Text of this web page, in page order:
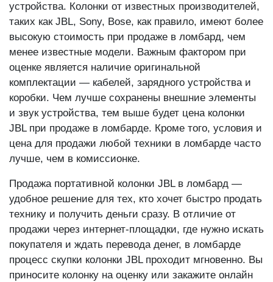
устройства. Колонки от известных производителей,
таких как JBL, Sony, Bose, как правило, имеют более
высокую стоимость при продаже в ломбард, чем
менее известные модели. Важным фактором при
оценке является наличие оригинальной
комплектации — кабелей, зарядного устройства и
коробки. Чем лучше сохранены внешние элементы
и звук устройства, тем выше будет цена колонки
JBL при продаже в ломбарде. Кроме того, условия и
цена для продажи любой техники в ломбарде часто
лучше, чем в комиссионке.
Продажа портативной колонки JBL в ломбард —
удобное решение для тех, кто хочет быстро продать
технику и получить деньги сразу. В отличие от
продажи через интернет-площадки, где нужно искать
покупателя и ждать перевода денег, в ломбарде
процесс скупки колонки JBL проходит мгновенно. Вы
приносите колонку на оценку или закажите онлайн